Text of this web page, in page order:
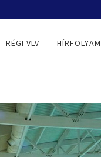
RÉGI VLV HÍRFOLYAM